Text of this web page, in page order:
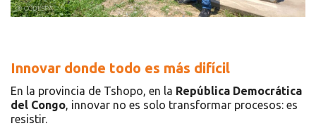
Innovar donde todo es más difícil
En la provincia de Tshopo, en la República Democrática
del Congo, innovar no es solo transformar procesos: es
resistir.